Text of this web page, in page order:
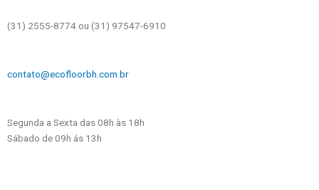
(31) 2555-8774 ou (31) 97547-6910
contato@ecofloorbh.com.br
Segunda a Sexta das 08h às 18h
Sábado de 09h ás 13h